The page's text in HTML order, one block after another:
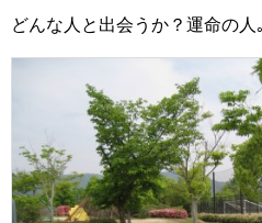
どんな人と出会うか？運命の人